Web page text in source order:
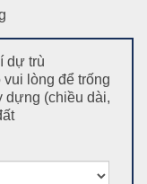
dự trù
lòng để trống
dựng (chiều dài,